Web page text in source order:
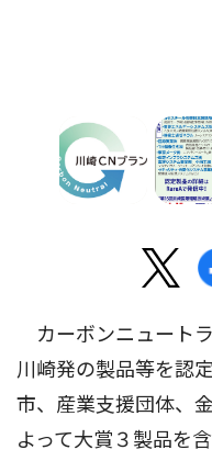
カーボンニュート
川崎発の製品等を認
市、産業支援団体、
よって大賞３製品を